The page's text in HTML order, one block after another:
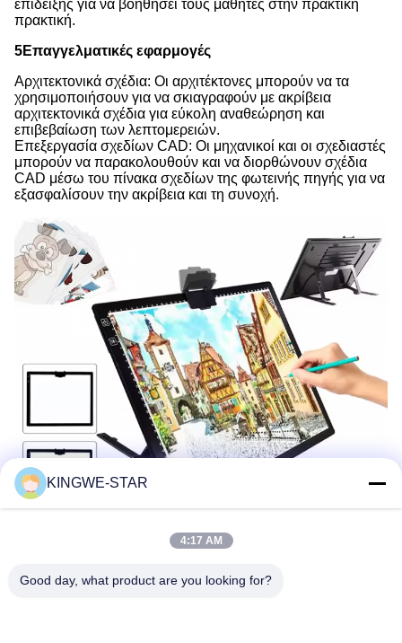
επίδειξης για να βοηθήσει τους μαθητές στην πρακτική
πρακτική.
5Επαγγελματικές εφαρμογές
Αρχιτεκτονικά σχέδια: Οι αρχιτέκτονες μπορούν να τα
χρησιμοποιήσουν για να σκιαγραφούν με ακρίβεια
αρχιτεκτονικά σχέδια για εύκολη αναθεώρηση και
επιβεβαίωση των λεπτομερειών.
Επεξεργασία σχεδίων CAD: Οι μηχανικοί και οι σχεδιαστές
μπορούν να παρακολουθούν και να διορθώνουν σχέδια
CAD μέσω του πίνακα σχεδίων της φωτεινής πηγής για να
εξασφαλίσουν την ακρίβεια και τη συνοχή.
KINGWE-STAR
4:17 AM
Good day, what product are you looking for?